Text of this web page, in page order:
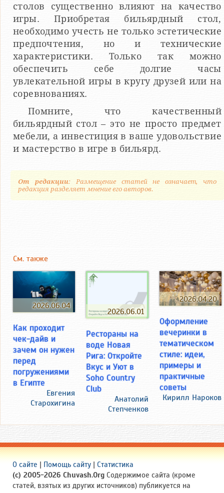
столов существенно влияют на качество
игры. Приобретая бильярдный стол,
необходимо учесть не только эстетические
предпочтения, но и технические
характеристики. Только так можно
обеспечить себе долгие часы
увлекательной игры в кругу друзей или на
соревнованиях.
Помните, что качественный
бильярдный стол – это не просто предмет
мебели, а инвестиция в ваше удовольствие
и мастерство в игре в бильярд.
От редакции: Размещение статей не означает, что
редакция разделяет мнение его авторов.
См. также
2026.06.04
Как проходит
чек-дайв и
зачем он нужен
перед
погружениями
в Египте
Евгения
Старохигина
2026.06.01
Рестораны на
воде Новая
Рига: Откройте
Вкус и Уют в
Soho Country
Club
Анатолий
Степченков
2026.04.20
Оформление
вечеринки в
тематическом
стиле: идеи,
примеры и
практичные
советы
Кирилл Нароков
О сайте | Помощь сайту | Статистика
(c) 2005-2026 Chuvash.Org Содержимое сайта (кроме
статей, взятых из других источников) публикуется на